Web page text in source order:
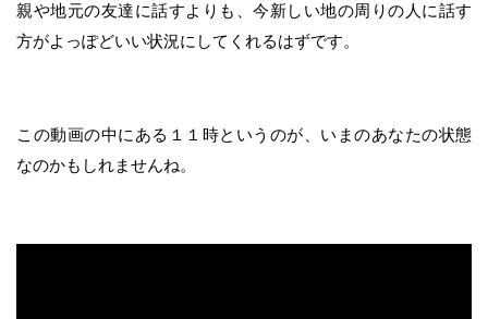
親や地元の友達に話すよりも、今新しい地の周りの人に話す
方がよっぽどいい状況にしてくれるはずです。
この動画の中にある１１時というのが、いまのあなたの状態
なのかもしれませんね。